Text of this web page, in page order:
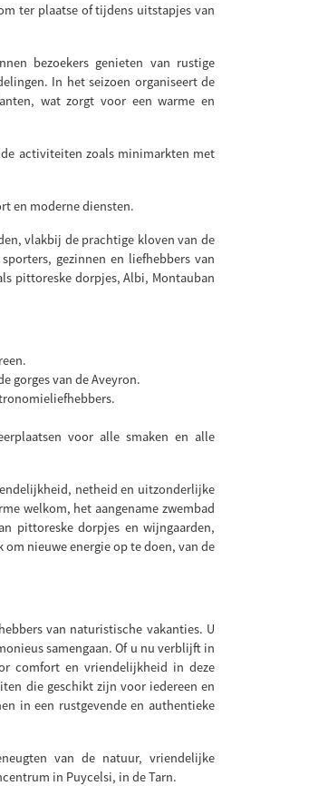
ter plaatse of tijdens uitstapjes van
bezoekers genieten van rustige
In het seizoen organiseert de
wat zorgt voor een warme en
activiteiten zoals minimarkten met
en moderne diensten.
vlakbij de prachtige kloven van de
gezinnen en liefhebbers van
pittoreske dorpjes, Albi, Montauban
gorges van de Aveyron.
voor alle smaken en alle
netheid en uitzonderlijke
welkom, het aangename zwembad
pittoreske dorpjes en wijngaarden,
om nieuwe energie op te doen, van de
van naturistische vakanties. U
samengaan. Of u nu verblijft in
comfort en vriendelijkheid in deze
die geschikt zijn voor iedereen en
in een rustgevende en authentieke
van de natuur, vriendelijke
in Puycelsi, in de Tarn.